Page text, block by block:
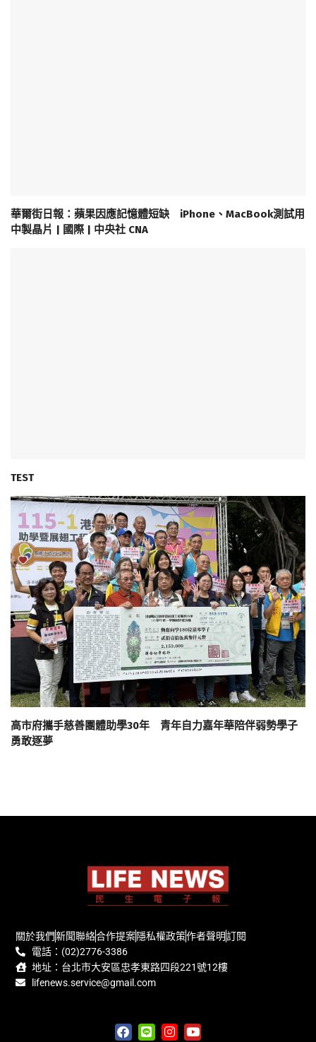
華爾街日報：蘋果因應記憶體短缺 iPhone、MacBook測試用
中製晶片 | 國際 | 中央社 CNA
TEST
高市府攜手慈善團體助學30年 青年自力嘉年華陪伴弱勢學子
勇敢逐夢
關於我們新聞聯絡合作提案隱私權政策作者聲明訂閱
電話：(02)2776-3386
地址：台北市大安區忠孝東路四段221號12樓
lifenews.service@gmail.com